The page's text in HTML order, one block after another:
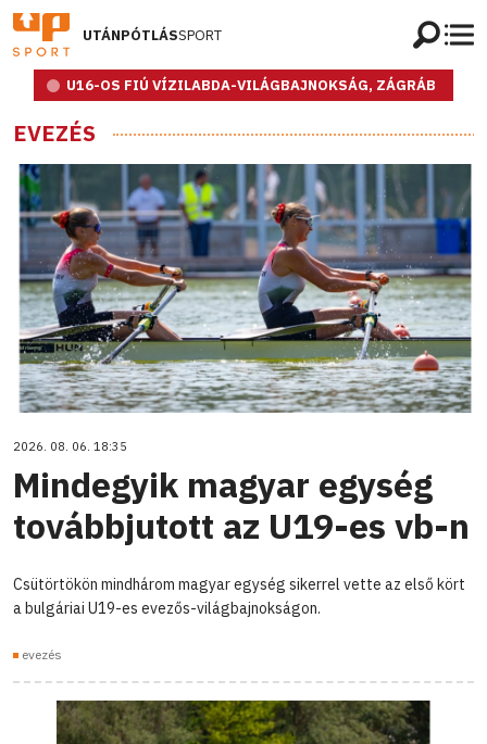
UTÁNPÓTLÁSSPORT
U16-OS FIÚ VÍZILABDA-VILÁGBAJNOKSÁG, ZÁGRÁB
EVEZÉS
2026. 08. 06. 18:35
Mindegyik magyar egység
továbbjutott az U19-es vb-n
Csütörtökön mindhárom magyar egység sikerrel vette az első kört
a bulgáriai U19-es evezős-világbajnokságon.
evezés